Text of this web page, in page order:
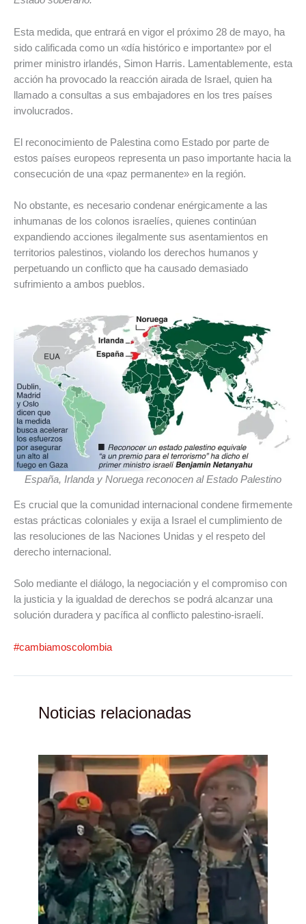
Esta medida, que entrará en vigor el próximo 28 de mayo, ha
sido calificada como un «día histórico e importante» por el
primer ministro irlandés, Simon Harris. Lamentablemente, esta
acción ha provocado la reacción airada de Israel, quien ha
llamado a consultas a sus embajadores en los tres países
involucrados.
El reconocimiento de Palestina como Estado por parte de
estos países europeos representa un paso importante hacia la
consecución de una «paz permanente» en la región.
No obstante, es necesario condenar enérgicamente a las
inhumanas de los colonos israelíes, quienes continúan
expandiendo acciones ilegalmente sus asentamientos en
territorios palestinos, violando los derechos humanos y
perpetuando un conflicto que ha causado demasiado
sufrimiento a ambos pueblos.
España, Irlanda y Noruega reconocen al Estado Palestino
Es crucial que la comunidad internacional condene firmemente
estas prácticas coloniales y exija a Israel el cumplimiento de
las resoluciones de las Naciones Unidas y el respeto del
derecho internacional.
Solo mediante el diálogo, la negociación y el compromiso con
la justicia y la igualdad de derechos se podrá alcanzar una
solución duradera y pacífica al conflicto palestino-israelí.
#cambiamoscolombia
Noticias relacionadas